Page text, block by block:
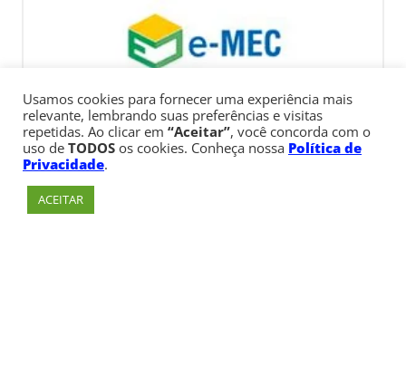
Usamos cookies para fornecer uma experiência mais
relevante, lembrando suas preferências e visitas
repetidas. Ao clicar em “Aceitar”, você concorda com o
uso de TODOS os cookies. Conheça nossa Política de
Privacidade.
ACEITAR